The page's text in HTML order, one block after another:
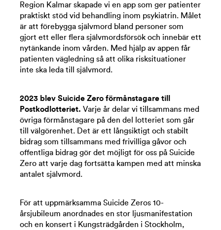
Region Kalmar skapade vi en app som ger patienter
praktiskt stöd vid behandling inom psykiatrin. Målet
är att förebygga självmord bland personer som
gjort ett eller flera självmordsförsök och innebär ett
nytänkande inom vården. Med hjälp av appen får
patienten vägledning så att olika risksituationer
inte ska leda till självmord.
2023 blev Suicide Zero förmånstagare till
Postkodlotteriet. Varje år delar vi tillsammans med
övriga förmånstagare på den del lotteriet som går
till välgörenhet. Det är ett långsiktigt och stabilt
bidrag som tillsammans med frivilliga gåvor och
offentliga bidrag gör det möjligt för oss på Suicide
Zero att varje dag fortsätta kampen med att minska
antalet självmord.
För att uppmärksamma Suicide Zeros 10-
årsjubileum anordnades en stor ljusmanifestation
och en konsert i Kungsträdgården i Stockholm,